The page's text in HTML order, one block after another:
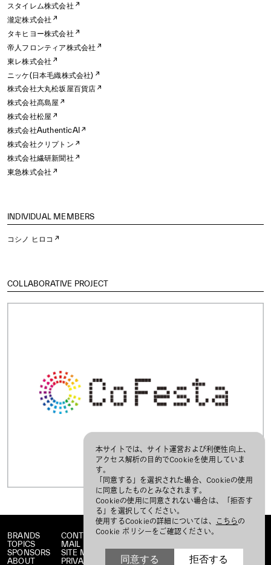
スタイレム株式会社
瀧定株式会社
タキヒヨー株式会社
帝人フロンティア株式会社
東レ株式会社
ニッケ(日本毛織株式会社)
株式会社大丸松坂屋百貨店
株式会社髙島屋
株式会社松屋
株式会社AuthenticAI
株式会社クリプトン
株式会社繊研新聞社
東急株式会社
INDIVIDUAL MEMBERS
コシノ ヒロコ
COLLABORATIVE PROJECT
BRANDS
TOPICS
SPONSORS
ABOUT
CONTACT
MAIL MAGAZINE
SITE MAP
PRIVACY POLICY
本サイトでは、サイト運営および利便性向上、
アクセス解析の目的でCookieを使用していま
す。
「同意する」を選択された場合、Cookieの使用
に同意したものとみなされます。
Cookieの使用に同意されない場合は、「拒否す
る」を選択してください。
使用するCookieの詳細については、
こちらの
Cookie ポリシーをご確認ください。
同意する 拒否する